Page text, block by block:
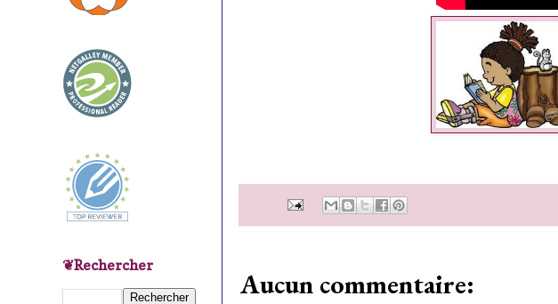
Aucun commentaire:
❦Rechercher